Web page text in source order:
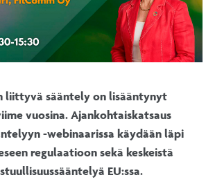
liittyvä sääntely on lisääntynyt
vuosina. Ajankohtaiskatsaus
-webinaarissa käydään läpi
regulaatioon sekä keskeistä
EU:ssa.